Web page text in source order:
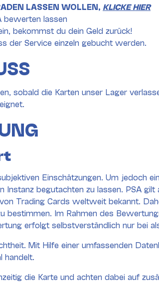
LASSEN WOLLEN, KLICKE HIER
bewerten lassen
bekommst du dein Geld zurück!
der Service einzeln gebucht werden.
sobald die Karten unser Lager
Einschätzungen. Um jedoch
begutachten zu lassen. PSA
Trading Cards weltweit bekannt.
bestimmen. Im Rahmen des
erfolgt selbstverständlich nur bei
Mit Hilfe einer umfassenden
handelt.
die Karte und achten dabei auf